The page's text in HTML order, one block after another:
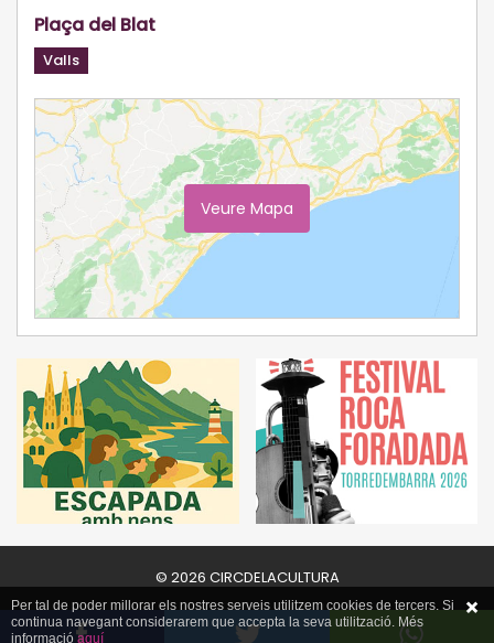
Plaça del Blat
Valls
Veure Mapa
© 2026 CIRCDELACULTURA
Per tal de poder millorar els nostres serveis utilitzem cookies de tercers. Si
continua navegant considerarem que accepta la seva utilització. Més
informacióaquí